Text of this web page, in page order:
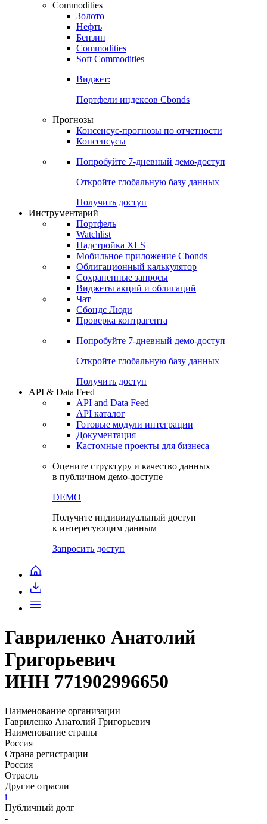
Commodities
Золото
Нефть
Бензин
Commodities
Soft Commodities
Виджет:
Портфели индексов Cbonds
Прогнозы
Консенсус-прогнозы по отчетности
Консенсусы
Попробуйте 7-дневный демо-доступ
Откройте глобальную базу данных
Получить доступ
Инструментарий
Портфель
Watchlist
Надстройка XLS
Мобильное приложение Cbonds
Облигационный калькулятор
Сохраненные запросы
Виджеты акций и облигаций
Чат
Сбондс Люди
Проверка контрагента
Попробуйте 7-дневный демо-доступ
Откройте глобальную базу данных
Получить доступ
API & Data Feed
API and Data Feed
API каталог
Готовые модули интеграции
Документация
Кастомные проекты для бизнеса
Оцените структуру и качество данных
в публичном демо-доступе
DEMO
Получите индивидуальный доступ
к интересующим данным
Запросить доступ
Гавриленко Анатолий
Григорьевич
ИНН 771902996650
Наименование организации
Гавриленко Анатолий Григорьевич
Наименование страны
Россия
Страна регистрации
Россия
Отрасль
Другие отрасли
i
Публичный долг
-